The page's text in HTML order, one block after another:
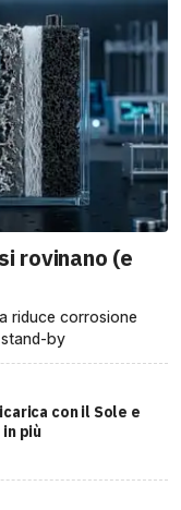
rovinano (e
riduce corrosione
by
con il Sole e
più